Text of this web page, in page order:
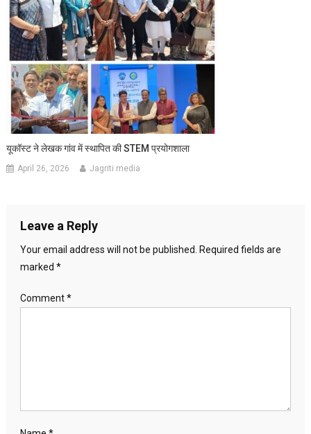
यूकॉस्ट ने लेखक गांव में स्थापित की STEM प्रयोगशाला
April 26, 2026 Jagriti media
Leave a Reply
Your email address will not be published. Required fields are
marked *
Comment*